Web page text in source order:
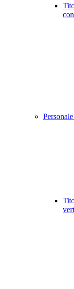
Personale